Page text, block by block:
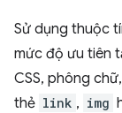
Sử dụng thuộc
mức độ ưu tiên
CSS, phông
thẻ link , img